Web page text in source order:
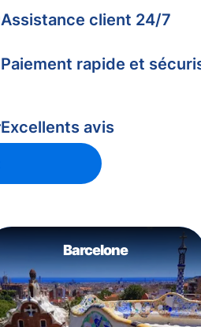
Assistance client 24/7
Paiement rapide et
Excellents avis
Barcelone